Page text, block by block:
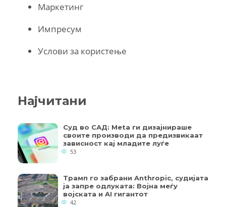
Маркетинг
Импресум
Услови за користење
Најчитани
Суд во САД: Meta ги дизајнираше
своите производи да предизвикаат
зависност кај младите луѓе
53
Трамп го забрани Anthropic, судијата
ја запре одлуката: Војна меѓу
војската и AI гигантот
42